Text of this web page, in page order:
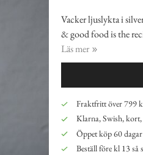
Vacker ljuslykta i
& good food is the
Läs mer
Fraktfritt över 799
Klarna, Swish,
Öppet köp 60 dagar
Beställ före kl 13 så